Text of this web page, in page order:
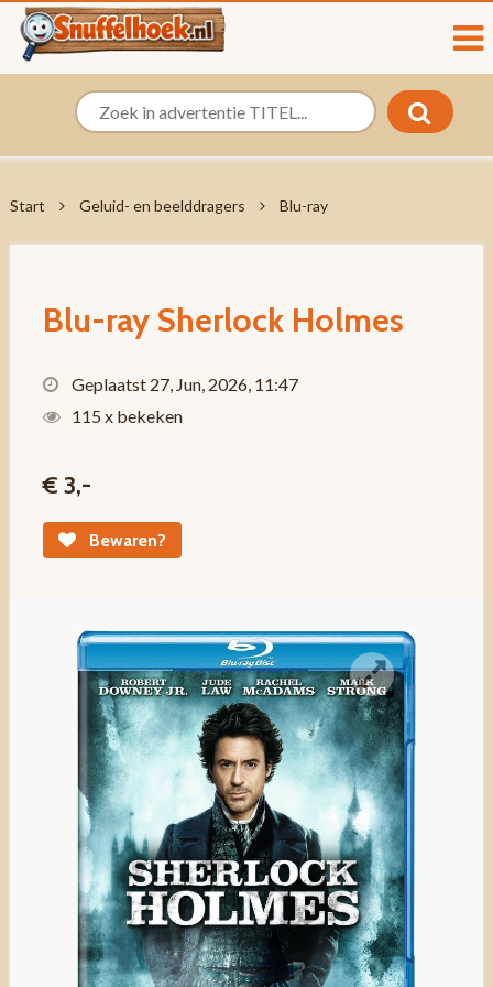
Start Geluid- en beelddragers Blu-ray
Blu-ray Sherlock Holmes
Geplaatst 27, Jun, 2026, 11:47
115 x bekeken
€ 3,-
Bewaren?